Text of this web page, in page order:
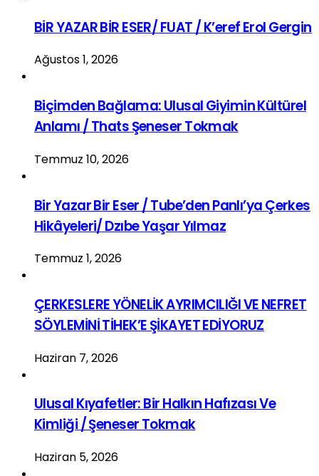
BİR YAZAR BİR ESER/ FUAT / K’eref Erol Gergin
Ağustos 1, 2026
Biçimden Bağlama: Ulusal Giyimin Kültürel
Anlamı / Thats Şeneser Tokmak
Temmuz 10, 2026
Bir Yazar Bir Eser / Tube’den Panlı’ya Çerkes
Hikâyeleri/ Dzıbe Yaşar Yılmaz
Temmuz 1, 2026
ÇERKESLERE YÖNELİK AYRIMCILIĞI VE NEFRET
SÖYLEMİNİ TİHEK’E ŞİKAYET EDİYORUZ
Haziran 7, 2026
Ulusal Kıyafetler: Bir Halkın Hafızası Ve
Kimliği / Şeneser Tokmak
Haziran 5, 2026